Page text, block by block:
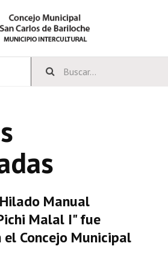
Manual
Malal I" fue
Concejo Municipal